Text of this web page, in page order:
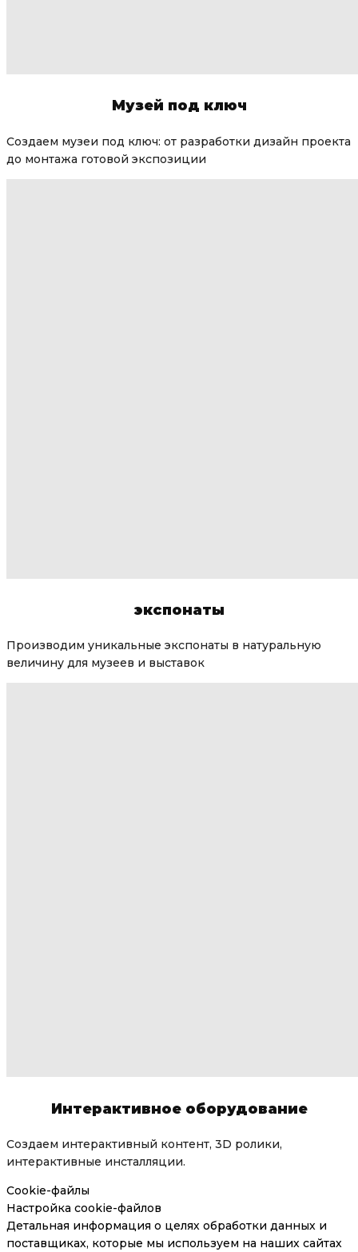
Музей под ключ
Создаем музеи под ключ: от разработки дизайн проекта
до монтажа готовой экспозиции
экспонаты
Производим уникальные экспонаты в натуральную
величину для музеев и выставок
Интерактивное оборудование
Создаем интерактивный контент, 3D ролики,
интерактивные инсталляции.
Cookie-файлы
Настройка cookie-файлов
Детальная информация о целях обработки данных и
поставщиках, которые мы используем на наших сайтах